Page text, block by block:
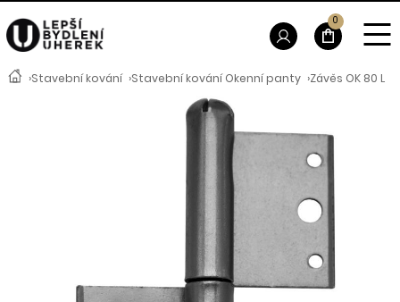
›Stavební kování ›Stavební kování Okenní panty ›Závěs OK 80 L
0